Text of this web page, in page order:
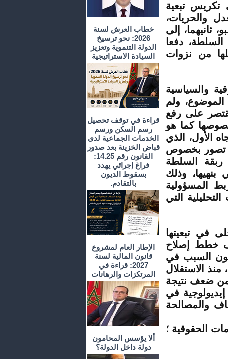
خطاب العرش لسنة
2026: نحو ترسيخ
الدولة التنموية وتعزيز
السيادة الاستراتيجية
قراءة في توقف تحصيل
رسم السكن ورسم
الخدمات الجماعية لدى
قباض الخزينة بعد صدور
القانون رقم 14.25:
فراغ إجرائي يهدد
بسقوط الديون
بالتقادم.
الإطار العام لمشروع
قانون المالية لسنة
2027: قراءة في
المرتكزات والرهانات
ألا يؤسس المحامون
دولة داخل الدولة؟
تكريس تبعية
والحريات،
ثانيهما، إلى
دفعا
من نزوات
والسياسية
ولم
يقتصر على رفع
كما هو
الأول، الذي
تصور بخصوص
ربقة السلطة
بنهيها، وذلك
المسؤولية
التي
في تبعيتها
خطط إصلاح
السبب في
الاستقلال
من ضعف نتيجة
في
والمصالحة
الحقوقية ؛